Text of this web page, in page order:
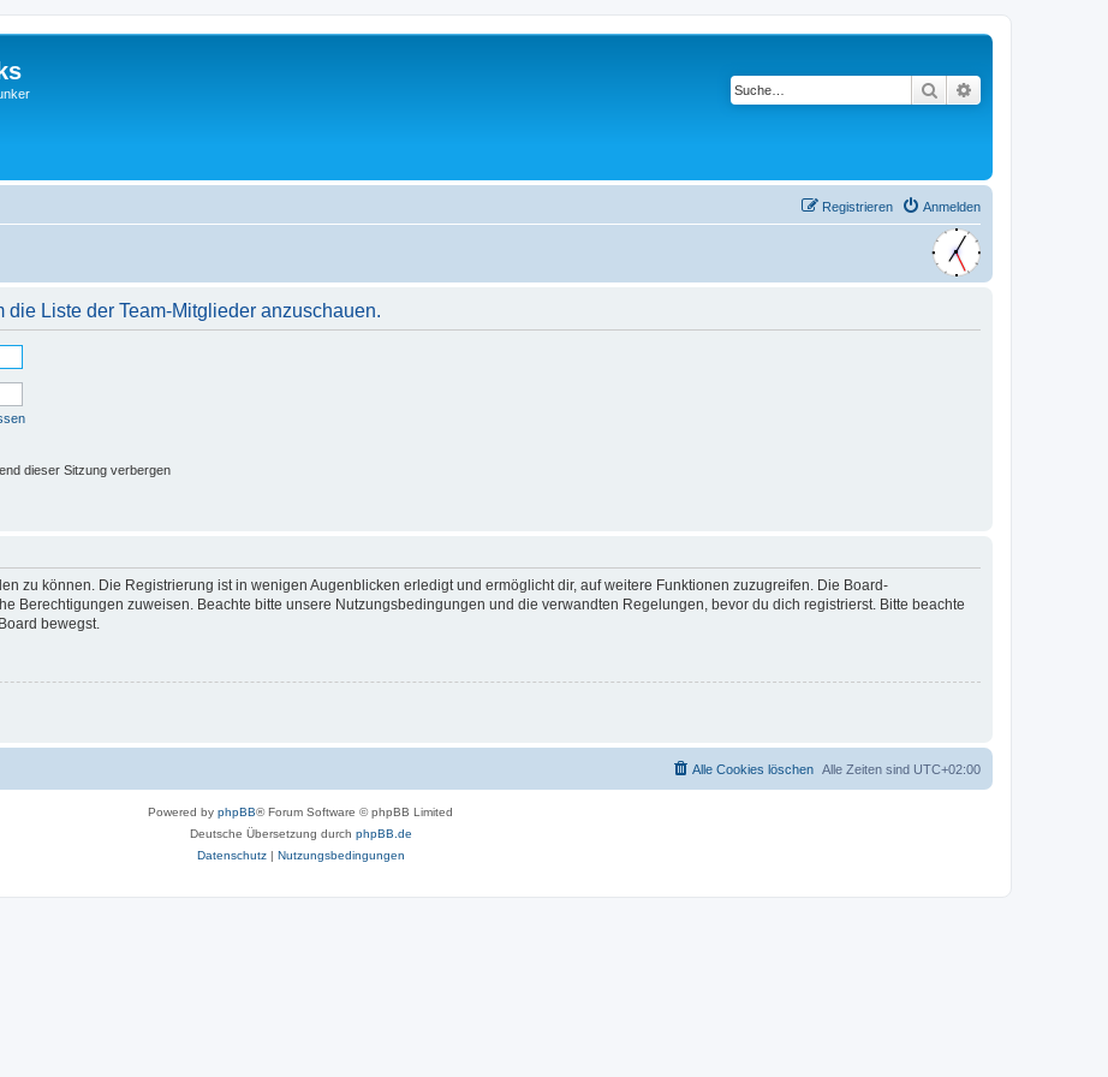
Suche
Anmelden
Registrieren
Liste der Team-Mitglieder anzuschauen.
dieser Sitzung verbergen
zu können. Die Registrierung ist in wenigen Augenblicken erledigt und ermöglicht dir, auf weitere Funktionen zuzugreifen. Die Board-
Berechtigungen zuweisen. Beachte bitte unsere Nutzungsbedingungen und die verwandten Regelungen, bevor du dich registrierst. Bitte beachte
bewegst.
Alle Zeiten sind UTC+02:00
Alle Cookies löschen
Powered by phpBB® Forum Software © phpBB Limited
Deutsche Übersetzung durch phpBB.de
Datenschutz| Nutzungsbedingungen